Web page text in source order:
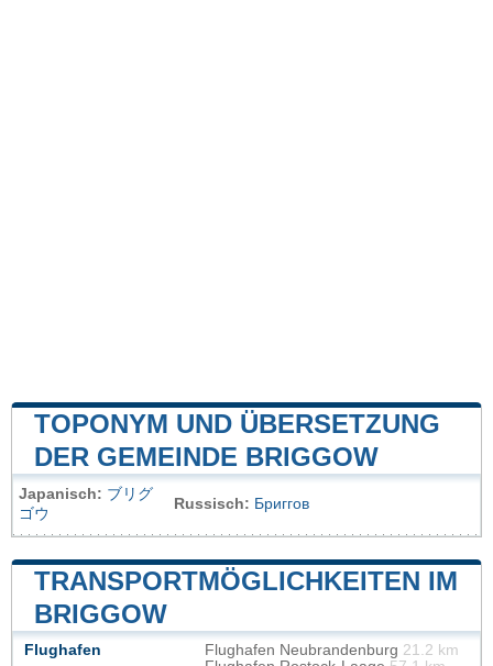
TOPONYM UND ÜBERSETZUNG
DER GEMEINDE BRIGGOW
Japanisch: ブリグ
ゴウ
Russisch: Бриггов
TRANSPORTMÖGLICHKEITEN IM
BRIGGOW
Flughafen Flughafen Neubrandenburg 21.2 km